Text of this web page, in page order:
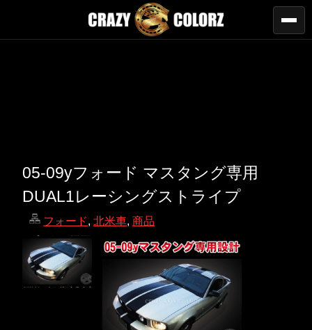
05-09yフォード マスタング専用
DUAL1レーシングストライプ
フォード, 北米車, 商品